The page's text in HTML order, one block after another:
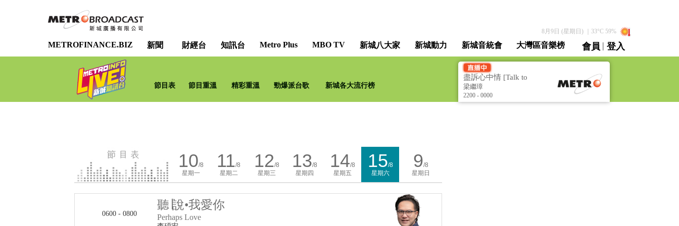
8月9日 (星期日)｜ 33°C 59%
METROFINANCE.BIZ 新聞 財經台 知訊台 Metro Plus MBO TV 新城八大家 新城動力 新城音統會 大灣區音樂榜 會員 | 登入
直播 / 重溫
節目表 節目重溫 精彩重溫 勁爆派台歌 新城各大流行榜
盡訴心中情 [Talk to
Me]
梁繼璋
2200 - 0000
10/8
星期一
11/8
星期二
12/8
星期三
13/8
星期四
14/8
星期五
15/8
星期六
9/8
星期日
0600 - 0800
聽∣說•我愛你
Perhaps Love